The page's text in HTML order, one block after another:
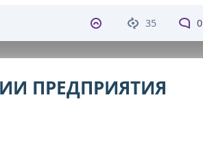
35 0
ПРЕДПРИЯТИЯ